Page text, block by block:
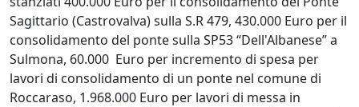
Sagittario (Castrovalva) sulla S.R 479, 430.000 Euro per il
consolidamento del ponte sulla SP53 “Dell'Albanese” a
Sulmona, 60.000 Euro per incremento di spesa per
lavori di consolidamento di un ponte nel comune di
Roccaraso, 1.968.000 Euro per lavori di messa in